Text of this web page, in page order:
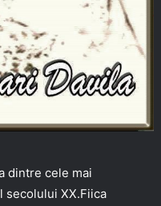
dintre cele mai
secolului XX.Fiica